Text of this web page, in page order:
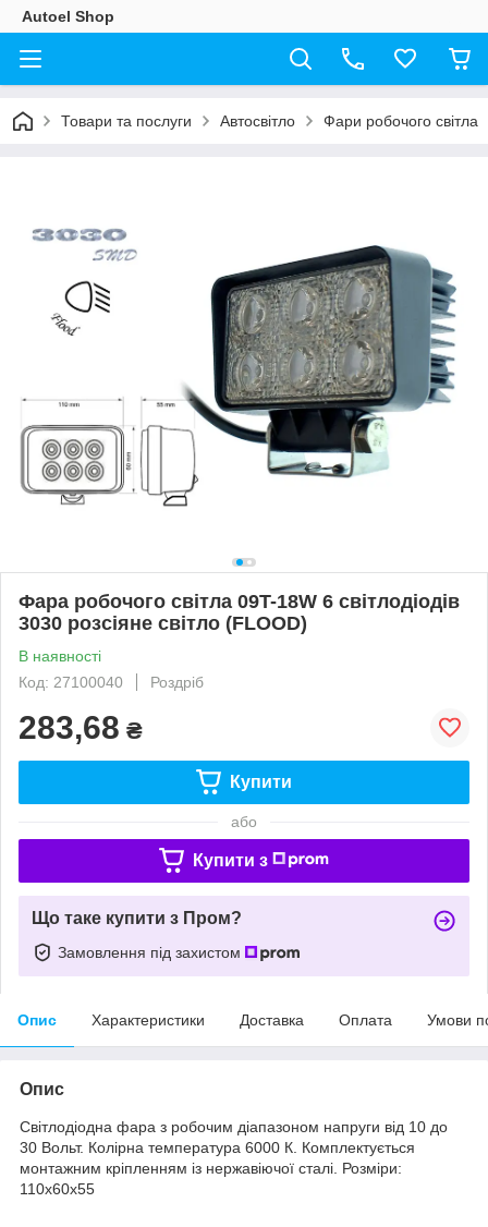
Autoel Shop
Товари та послуги Автосвітло Фари робочого світла
Фара робочого світла 09T-18W 6 світлодіодів
3030 розсіяне світло (FLOOD)
В наявності
Код: 27100040
Роздріб
283,68 ₴
Купити
або
Купити з
Що таке купити з Пром?
Замовлення під захистом
Опис Характеристики Доставка Оплата Умови
Опис
Світлодіодна фара з робочим діапазоном напруги від 10 до
30 Вольт. Колірна температура 6000 К. Комплектується
монтажним кріпленням із нержавіючої сталі. Розміри:
110х60х55